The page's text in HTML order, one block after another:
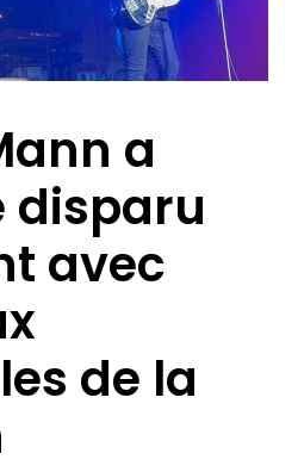
a
disparu
avec
de la